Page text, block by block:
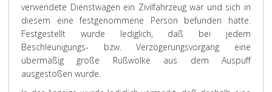
verwendete Dienstwagen ein Zivilfahrzeug war und sich in
diesem eine festgenommene Person befunden hatte.
Festgestellt wurde lediglich, daß bei jedem
Beschleunigungs- bzw. Verzögerungsvorgang eine
übermäßig große Rußwolke aus dem Auspuff
ausgestoßen wurde.